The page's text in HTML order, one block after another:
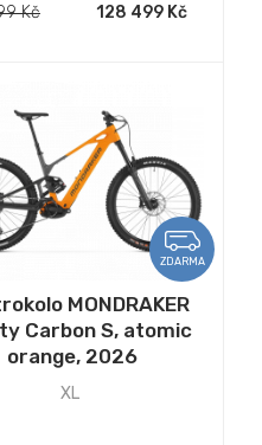
Kč 128 499 Kč
ZDARMA
MONDRAKER
Carbon S, atomic
orange, 2026
XL